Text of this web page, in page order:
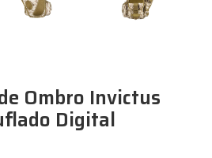
Ombro Invictus
Digital